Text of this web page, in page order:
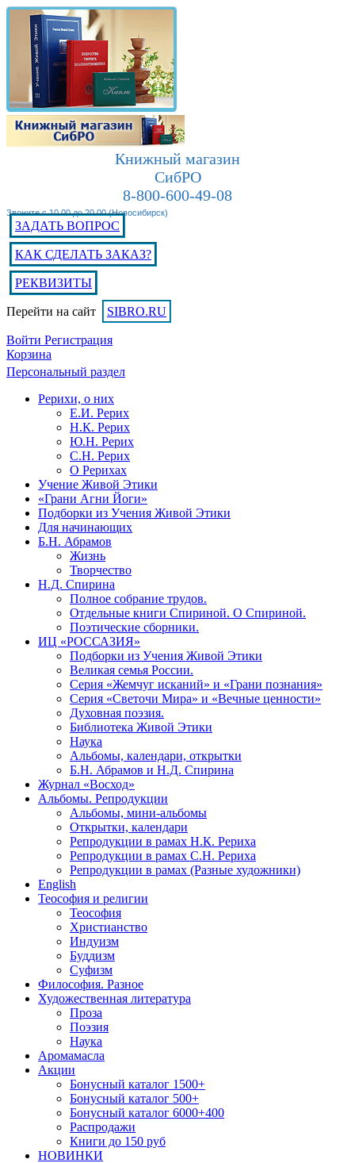
Книжный магазин
СибРО
8-800-600-49-08
Звоните с 10.00 до 20.00 (Новосибирск)
ЗАДАТЬ ВОПРОС
КАК СДЕЛАТЬ ЗАКАЗ?
РЕКВИЗИТЫ
Перейти на сайт SIBRO.RU
Войти Регистрация
Корзина
Персональный раздел
Рерихи, о них
Е.И. Рерих
Н.К. Рерих
Ю.Н. Рерих
С.Н. Рерих
О Рерихах
Учение Живой Этики
«Грани Агни Йоги»
Подборки из Учения Живой Этики
Для начинающих
Б.Н. Абрамов
Жизнь
Творчество
Н.Д. Спирина
Полное собрание трудов.
Отдельные книги Спириной. О Спириной.
Поэтические сборники.
ИЦ «РОССАЗИЯ»
Подборки из Учения Живой Этики
Великая семья России.
Серия «Жемчуг исканий» и «Грани познания»
Серия «Светочи Мира» и «Вечные ценности»
Духовная поэзия.
Библиотека Живой Этики
Наука
Альбомы, календари, открытки
Б.Н. Абрамов и Н.Д. Спирина
Журнал «Восход»
Альбомы. Репродукции
Альбомы, мини-альбомы
Открытки, календари
Репродукции в рамах Н.К. Рериха
Репродукции в рамах С.Н. Рериха
Репродукции в рамах (Разные художники)
English
Теософия и религии
Теософия
Христианство
Индуизм
Буддизм
Суфизм
Философия. Разное
Художественная литература
Проза
Поэзия
Наука
Аромамасла
Акции
Бонусный каталог 1500+
Бонусный каталог 500+
Бонусный каталог 6000+400
Распродажи
Книги до 150 руб
НОВИНКИ